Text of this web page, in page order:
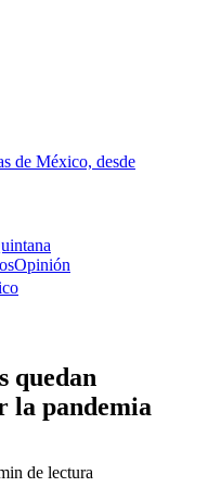
de México, desde
Opinión
quedan
la pandemia
de lectura